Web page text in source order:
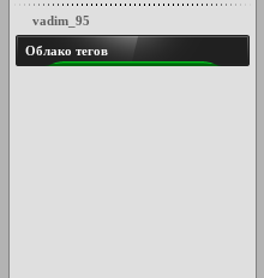
vadim_95
Облако тегов